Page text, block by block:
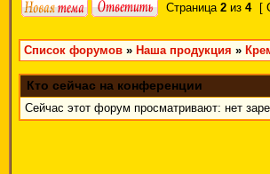
Страница 2 из 4 [
Список форумов » Наша продукция »
Кто сейчас на конференции
Сейчас этот форум просматривают: нет